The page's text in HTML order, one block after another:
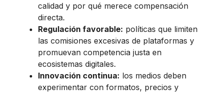
calidad y por qué merece compensación
directa.
Regulación favorable: políticas que limiten
las comisiones excesivas de plataformas y
promuevan competencia justa en
ecosistemas digitales.
Innovación continua: los medios deben
experimentar con formatos, precios y